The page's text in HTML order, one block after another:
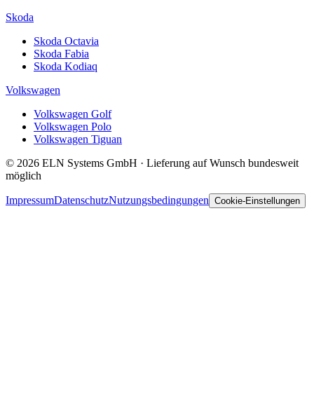
Skoda
Skoda Octavia
Skoda Fabia
Skoda Kodiaq
Volkswagen
Volkswagen Golf
Volkswagen Polo
Volkswagen Tiguan
© 2026 ELN Systems GmbH · Lieferung auf Wunsch bundesweit
möglich
ImpressumDatenschutzNutzungsbedingungen Cookie-Einstellungen